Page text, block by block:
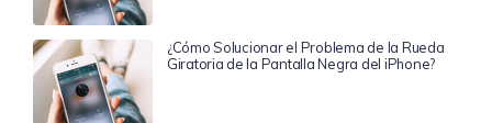
¿Cómo Solucionar el Problema de la Rueda
Giratoria de la Pantalla Negra del iPhone?